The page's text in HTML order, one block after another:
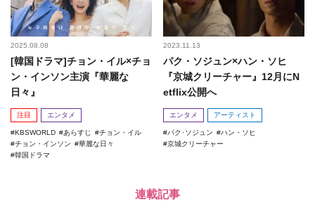
2025.08.08
[韓国ドラマ]チョン・イル×チョ
ン・インソン主演『華麗な
日々』
注目 エンタメ
KBSWORLD あらすじ
チョン・イル
チョン・インソン
華麗な日々
韓国ドラマ
2023.11.13
パク・ソジュン×ハン・ソヒ
『京城クリーチャー』12月にN
etflix公開へ
エンタメ アーティスト
パク･ソジュン
ハン・ソヒ
京城クリーチャー
連載記事